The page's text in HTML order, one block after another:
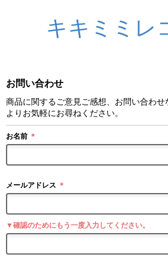
キキミミレ
お問い合わせ
商品に関するご意見ご感想、お問い合わ
よりお気軽にお尋ねください。
お名前 ＊
メールアドレス ＊
▼確認のためにもう一度入力してください。